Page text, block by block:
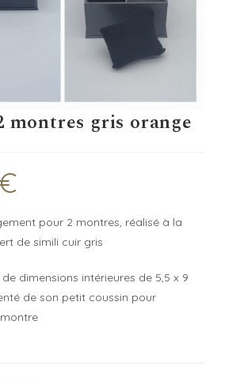
gris orange
pour 2 montres, réalisé à la
de simili cuir gris
dimensions intérieures de 5,5 x 9
de son petit coussin pour